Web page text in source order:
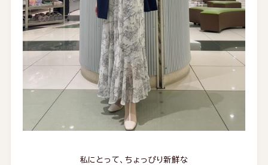
私にとって、ちょっぴり新鮮な